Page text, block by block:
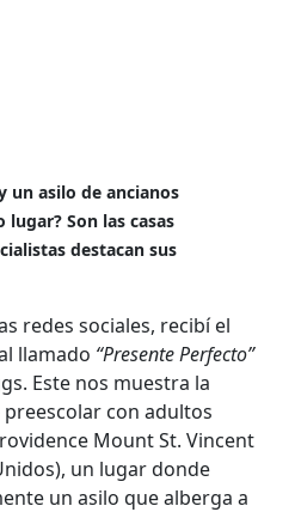
un asilo de ancianos
Son las casas
destacan sus
redes sociales, recibí el
llamado “Presente Perfecto”
Este nos muestra la
con adultos
Mount St. Vincent
un lugar donde
un asilo que alberga a